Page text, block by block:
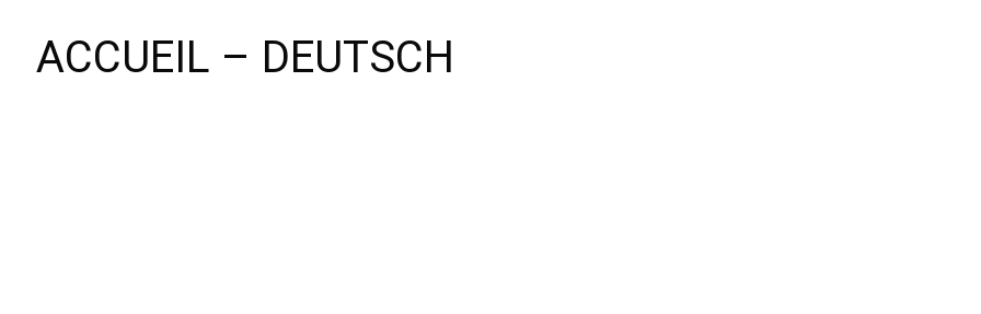
ACCUEIL – DEUTSCH